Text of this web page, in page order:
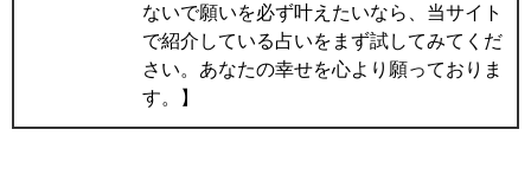
ないで願いを必ず叶えたいなら、当サイト
で紹介している占いをまず試してみてくだ
さい。あなたの幸せを心より願っておりま
す。】